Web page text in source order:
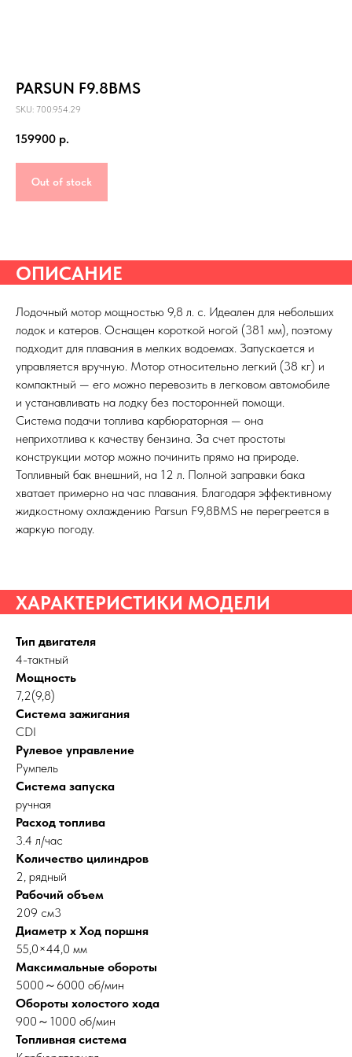
PARSUN F9.8BMS
SKU: 700.954.29
159900 р.
Out of stock
ОПИСАНИЕ
Лодочный мотор мощностью 9,8 л. с. Идеален для небольших
лодок и катеров. Оснащен короткой ногой (381 мм), поэтому
подходит для плавания в мелких водоемах. Запускается и
управляется вручную. Мотор относительно легкий (38 кг) и
компактный — его можно перевозить в легковом автомобиле
и устанавливать на лодку без посторонней помощи.
Система подачи топлива карбюраторная — она
неприхотлива к качеству бензина. За счет простоты
конструкции мотор можно починить прямо на природе.
Топливный бак внешний, на 12 л. Полной заправки бака
хватает примерно на час плавания. Благодаря эффективному
жидкостному охлаждению Parsun F9,8BMS не перегреется в
жаркую погоду.
ХАРАКТЕРИСТИКИ МОДЕЛИ
Тип двигателя
4-тактный
Мощность
7,2(9,8)
Система зажигания
CDI
Рулевое управление
Румпель
Система запуска
ручная
Расход топлива
3.4 л/час
Количество цилиндров
2, рядный
Рабочий объем
209 см3
Диаметр х Ход поршня
55,0×44,0 мм
Максимальные обороты
5000～6000 об/мин
Обороты холостого хода
900～1000 об/мин
Топливная система